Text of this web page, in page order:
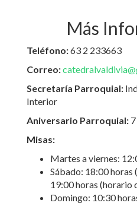
Más
Teléfono:63 2 233663
Correo:
Secretaría Parroquial:
Interior
Aniversario Parroquial:
Misas:
Martes a viernes:
Sábado: 18:00 horas
19:00 horas (horario
Domingo: 10:30